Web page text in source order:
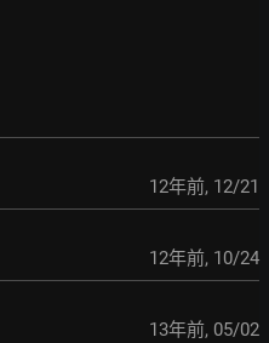
12年前, 12/21
12年前, 10/24
13年前, 05/02